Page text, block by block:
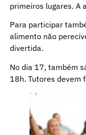
primeiros lugares. A
Para participar
alimento não
divertida.
No dia 17, também
18h. Tutores devem